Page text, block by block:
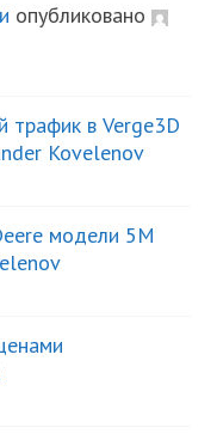
опубликовано
трафик в Verge3D
Kovelenov
модели 5М